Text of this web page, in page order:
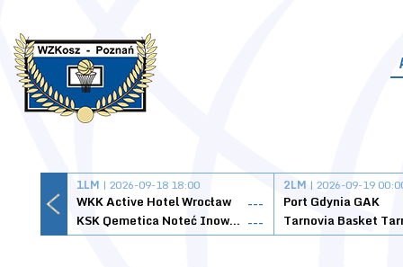
1LM | 2026-09-18 18:00
WKK Active Hotel Wrocław
---
KSK Qemetica Noteć Inowrocław ---
2LM | 2026-09-19
Port Gdynia GAK